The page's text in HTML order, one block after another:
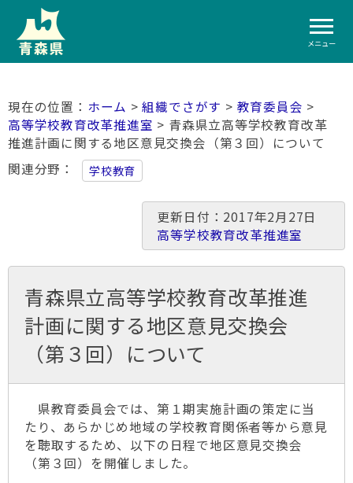
メニュー
ホーム >組織でさがす > 教育委員会 >
高等学校教育改革推進室 > 青森県立高等学校教育改革
推進計画に関する地区意見交換会（第３回）について
関連分野
学校教育
更新日付：2017年2月27日
高等学校教育改革推進室
青森県立高等学校教育改革推進
計画に関する地区意見交換会
（第３回）について
県教育委員会では、第１期実施計画の策定に当
たり、あらかじめ地域の学校教育関係者等から意見
を聴取するため、以下の日程で地区意見交換会
（第３回）を開催しました。